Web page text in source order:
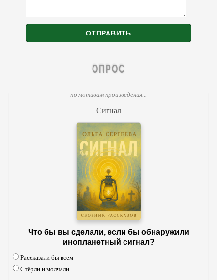
ОПРОС
по мотивам произведения...
Сигнал
Что бы вы сделали, если бы обнаружили
инопланетный сигнал?
Рассказали бы всем
Стёрли и молчали